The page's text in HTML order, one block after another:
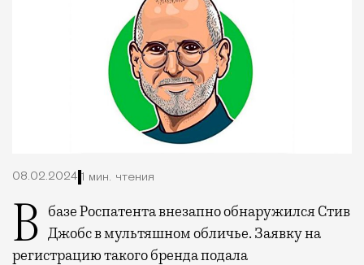
08.02.2024 1 мин. чтения
В базе Роспатента внезапно обнаружился Стив Джобс в мультяшном обличье. Заявку на
регистрацию такого бренда подала